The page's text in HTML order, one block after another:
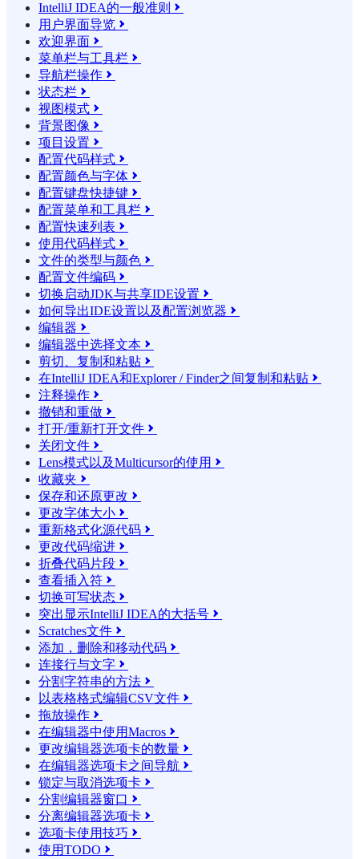
IntelliJ IDEA的一般准则 
用户界面导览 
欢迎界面 
菜单栏与工具栏 
导航栏操作 
状态栏 
视图模式 
背景图像 
项目设置 
配置代码样式 
配置颜色与字体 
配置键盘快捷键 
配置菜单和工具栏 
配置快速列表 
使用代码样式 
文件的类型与颜色 
配置文件编码 
切换启动JDK与共享IDE设置 
如何导出IDE设置以及配置浏览器 
编辑器 
编辑器中选择文本 
剪切、复制和粘贴 
在IntelliJ IDEA和Explorer / Finder之间复制和粘贴 
注释操作 
撤销和重做 
打开/重新打开文件 
关闭文件 
Lens模式以及Multicursor的使用 
收藏夹 
保存和还原更改 
更改字体大小 
重新格式化源代码 
更改代码缩进 
折叠代码片段 
查看插入符 
切换可写状态 
突出显示IntelliJ IDEA的大括号 
Scratches文件 
添加，删除和移动代码 
连接行与文字 
分割字符串的方法 
以表格格式编辑CSV文件 
拖放操作 
在编辑器中使用Macros 
更改编辑器选项卡的数量 
在编辑器选项卡之间导航 
锁定与取消选项卡 
分割编辑器窗口 
分离编辑器选项卡 
选项卡使用技巧 
使用TODO 